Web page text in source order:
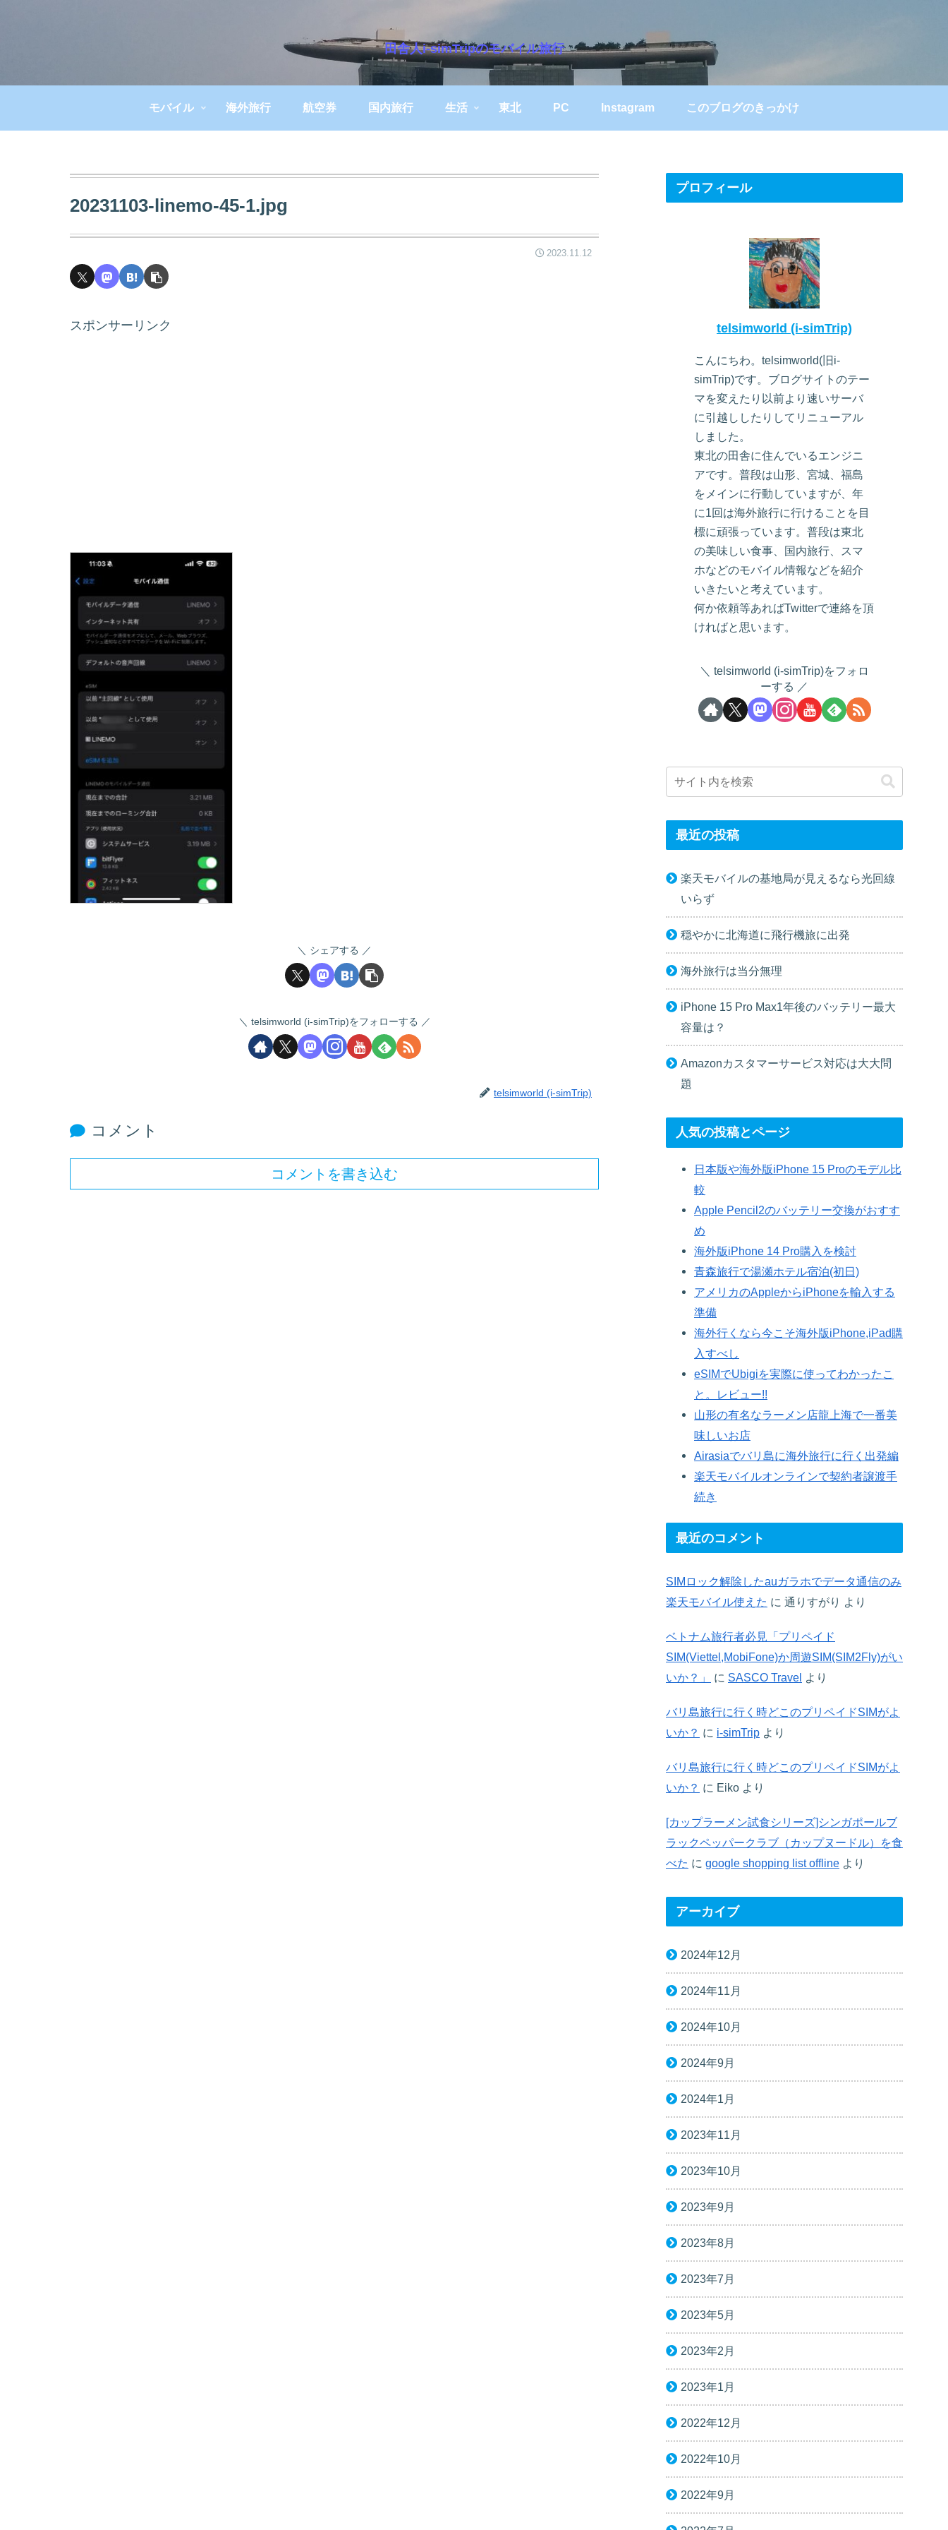
田舎人i-simTripのモバイル旅行
モバイル 海外旅行 航空券 国内旅行 生活 東北 PC Instagram このブログのきっかけ
20231103-linemo-45-1.jpg
2023.11.12
スポンサーリンク
シェアする
telsimworld (i-simTrip)をフォローする
telsimworld (i-simTrip)
コメント
コメントを書き込む
プロフィール
telsimworld (i-simTrip)
こんにちわ。telsimworld(旧i-
simTrip)です。ブログサイトのテー
マを変えたり以前より速いサーバ
に引越ししたりしてリニューアル
しました。
東北の田舎に住んでいるエンジニ
アです。普段は山形、宮城、福島
をメインに行動していますが、年
に1回は海外旅行に行けることを目
標に頑張っています。普段は東北
の美味しい食事、国内旅行、スマ
ホなどのモバイル情報などを紹介
いきたいと考えています。
何か依頼等あればTwitterで連絡を頂
ければと思います。
telsimworld (i-simTrip)をフォロ
ーする
最近の投稿
楽天モバイルの基地局が見えるなら光回線
いらず
穏やかに北海道に飛行機旅に出発
海外旅行は当分無理
iPhone 15 Pro Max1年後のバッテリー最大
容量は？
Amazonカスタマーサービス対応は大大問
題
人気の投稿とページ
日本版や海外版iPhone 15 Proのモデル比
較
Apple Pencil2のバッテリー交換がおすす
め
海外版iPhone 14 Pro購入を検討
青森旅行で湯瀬ホテル宿泊(初日)
アメリカのAppleからiPhoneを輸入する
準備
海外行くなら今こそ海外版iPhone,iPad購
入すべし
eSIMでUbigiを実際に使ってわかったこ
と。レビュー!!
山形の有名なラーメン店龍上海で一番美
味しいお店
Airasiaでバリ島に海外旅行に行く出発編
楽天モバイルオンラインで契約者譲渡手
続き
最近のコメント
SIMロック解除したauガラホでデータ通信のみ
楽天モバイル使えた に 通りすがり より
ベトナム旅行者必見「プリペイド
SIM(Viettel,MobiFone)か周遊SIM(SIM2Fly)がい
いか？」
に SASCO Travel より
バリ島旅行に行く時どこのプリペイドSIMがよ
いか？ に i-simTrip より
バリ島旅行に行く時どこのプリペイドSIMがよ
いか？ に Eiko より
[カップラーメン試食シリーズ]シンガポールブ
ラックペッパークラブ（カップヌードル）を食
べた に google shopping list offline より
アーカイブ
2024年12月
2024年11月
2024年10月
2024年9月
2024年1月
2023年11月
2023年10月
2023年9月
2023年8月
2023年7月
2023年5月
2023年2月
2023年1月
2022年12月
2022年10月
2022年9月